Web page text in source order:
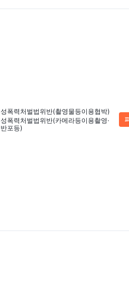
성폭력처벌법위반(촬영물등이용협박)
성폭력처벌법위반(카메라등이용촬영·
반포등)